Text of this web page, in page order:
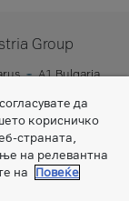
Group
A1 Bulgaria
да
корисничко
страната,
на релевантна
на
Повеќе